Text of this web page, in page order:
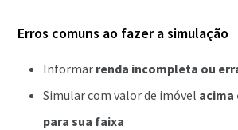
Erros comuns ao fazer a simulação
Informar renda incompleta ou
Simular com valor de imóvel acima
para sua faixa